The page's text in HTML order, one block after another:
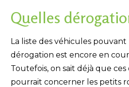
Quelles
La liste des véhicules
dérogation est encore en
Toutefois, on sait déjà que
pourrait concerner les petits